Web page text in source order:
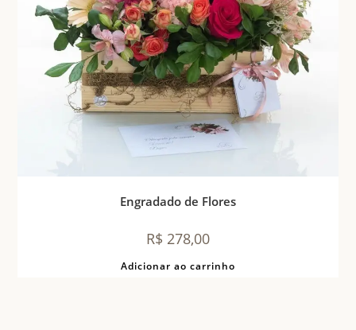
Engradado de Flores
R$ 278,00
Adicionar ao carrinho